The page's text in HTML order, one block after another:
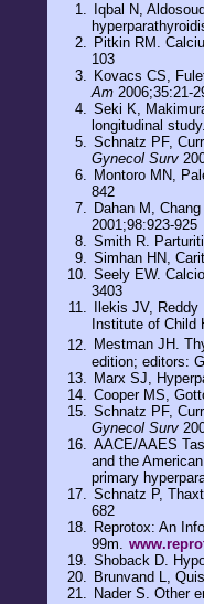
Iqbal N,
Pitkin RM.
103
Kovacs CS,
Am 2006;35:21-
Seki K,
longitudinal
Schnatz PF,
Gynecol Surv
Montoro MN,
842
Dahan M,
2001;98:923-925
Smith R.
Simhan HN,
Seely EW.
3403
Ilekis JV,
Institute of Child
Mestman JH.
edition; editors:
Marx SJ,
Cooper MS,
Schnatz PF,
Gynecol Surv
AACE/AAES
and the
primary
Schnatz P,
682
Reprotox: An
99m.
Shoback D.
Brunvand L,
Nader S. Other